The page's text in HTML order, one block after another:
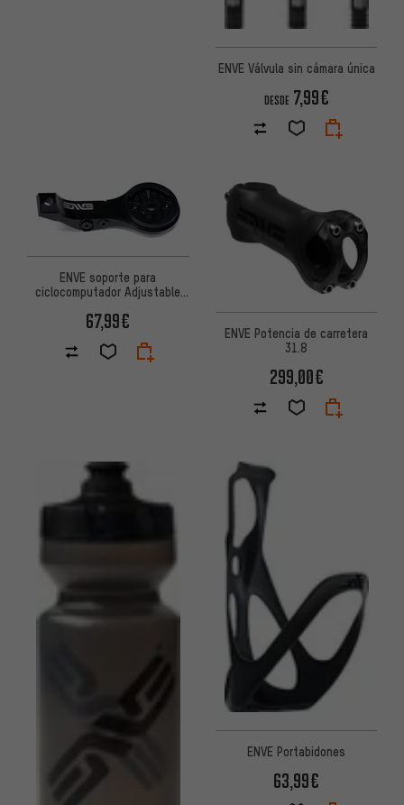
ENVE Válvula sin cámara única
DESDE 7,99€
ENVE soporte para
ciclocomputador Adjustable
67,99€
ENVE Potencia de carretera
31.8
299,00€
ENVE Portabidones
63,99€